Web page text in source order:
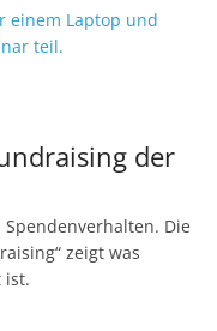
der
Die
zeigt was
ist.